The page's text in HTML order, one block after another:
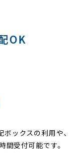
OK
ボックスの利用や、
受付可能です。